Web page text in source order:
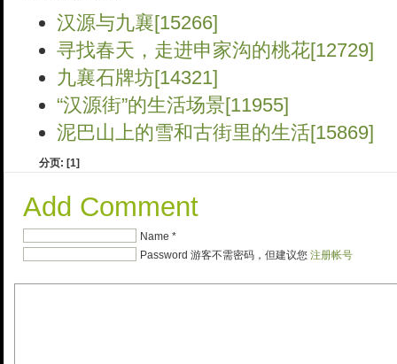
汉源与九襄[15266]
寻找春天，走进申家沟的桃花[12729]
九襄石牌坊[14321]
“汉源街”的生活场景[11955]
泥巴山上的雪和古街里的生活[15869]
分页: [1]
Add Comment
Name *
Password 游客不需密码，但建议您 注册帐号